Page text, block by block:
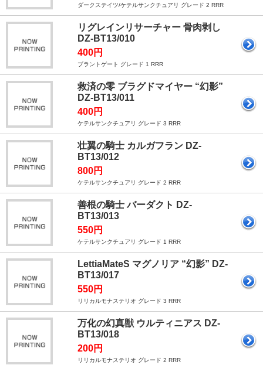
ダークステイツ/ケテルサンクチュアリ グレード 2 RRR
リグレインリサーチャー 骨肉剥し
DZ-BT13/010
400円
ブラントゲート グレード 1 RRR
救済の零 ブラグドマイヤー “幻影”
DZ-BT13/011
400円
ケテルサンクチュアリ グレード 3 RRR
壮翼の騎士 カルガフラン DZ-
BT13/012
800円
ケテルサンクチュアリ グレード 2 RRR
善根の騎士 バーダクト DZ-
BT13/013
550円
ケテルサンクチュアリ グレード 1 RRR
LettiaMateS マグノリア “幻影” DZ-
BT13/017
550円
リリカルモナステリオ グレード 3 RRR
万化の幻真獣 ウルティニアス DZ-
BT13/018
200円
リリカルモナステリオ グレード 2 RRR